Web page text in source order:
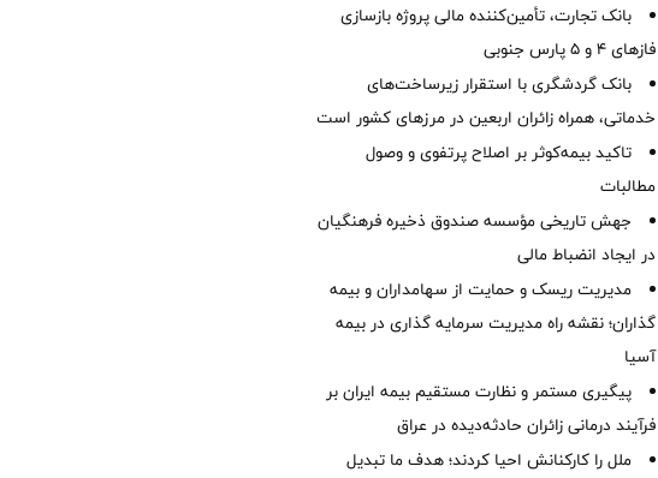
بانک تجارت، تأمین‌کننده مالی پروژه بازسازی
فازهای ۴ و ۵ پارس جنوبی
بانک گردشگری با استقرار زیرساخت‌های
خدماتی، همراه زائران اربعین در مرزهای کشور است
تاکید بیمه‌کوثر بر اصلاح پرتفوی و وصول
مطالبات ‌
جهش تاریخی مؤسسه صندوق ذخیره فرهنگیان
در ایجاد انضباط مالی
مدیریت ریسک و حمایت از سهامداران و بیمه
گذاران؛ نقشه راه مدیریت سرمایه گذاری در بیمه
آسیا
پیگیری مستمر و نظارت مستقیم بیمه ایران بر
فرآیند درمانی زائران حادثه‌دیده در عراق
ملل را کارکنانش احیا کردند؛ هدف ما تبدیل